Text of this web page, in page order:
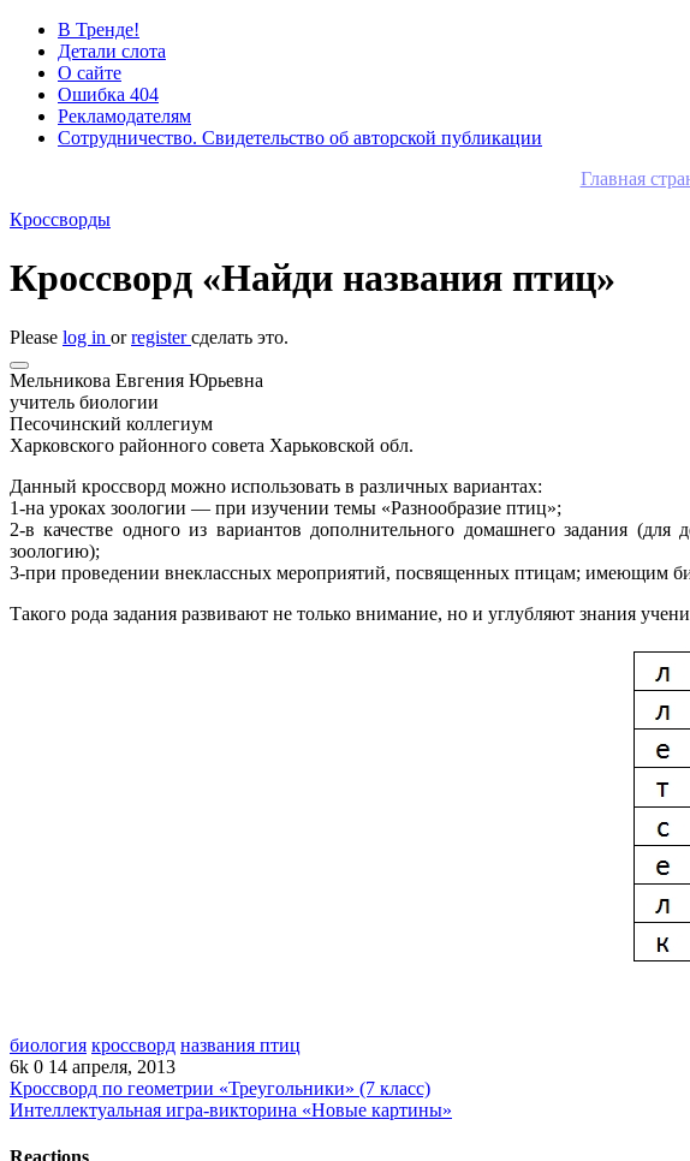
В Тренде!
Детали слота
О сайте
Ошибка 404
Рекламодателям
Сотрудничество. Свидетельство об авторской публикации
Главная
Кроссворды
Кроссворд «Найди названия птиц»
Please log in orregisterсделать это.
Мельникова Евгения Юрьевна
учитель биологии
Песочинский коллегиум
Харковского районного совета Харьковской обл.
Данный кроссворд можно использовать в различных вариантах:
1-на уроках зоологии — при изучении темы «Разнообразие птиц»;
2-в качестве одного из вариантов дополнительного домашнего задания
зоологию);
3-при проведении внеклассных мероприятий, посвященных птицам; имеющим
Такого рода задания развивают не только внимание, но и углубляют знания
биология кроссворд названия птиц
6k 0 14 апреля, 2013
Кроссворд по геометрии «Треугольники» (7 класс)
Интеллектуальная игра-викторина «Новые картины»